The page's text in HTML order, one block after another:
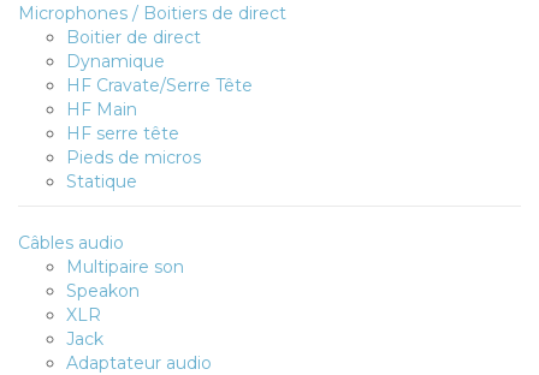
Microphones / Boitiers de direct
Boitier de direct
Dynamique
HF Cravate/Serre Tête
HF Main
HF serre tête
Pieds de micros
Statique
Câbles audio
Multipaire son
Speakon
XLR
Jack
Adaptateur audio